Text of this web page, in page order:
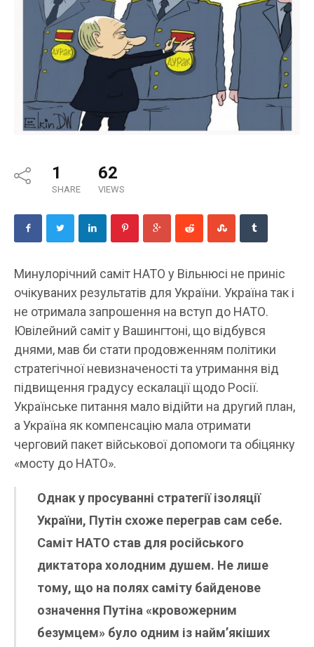
1
SHARE
62
VIEWS
Минулорічний саміт НАТО у Вільнюсі не приніс
очікуваних результатів для України. Україна так і
не отримала запрошення на вступ до НАТО.
Ювілейний саміт у Вашингтоні, що відбувся
днями, мав би стати продовженням політики
стратегічної невизначеності та утримання від
підвищення градусу ескалації щодо Росії.
Українське питання мало відійти на другий план,
а Україна як компенсацію мала отримати
черговий пакет військової допомоги та обіцянку
«мосту до НАТО».
Однак у просуванні стратегії ізоляції
України, Путін схоже переграв сам себе.
Саміт НАТО став для російського
диктатора холодним душем. Не лише
тому, що на полях саміту байденове
означення Путіна «кровожерним
безумцем» було одним із найм’якіших